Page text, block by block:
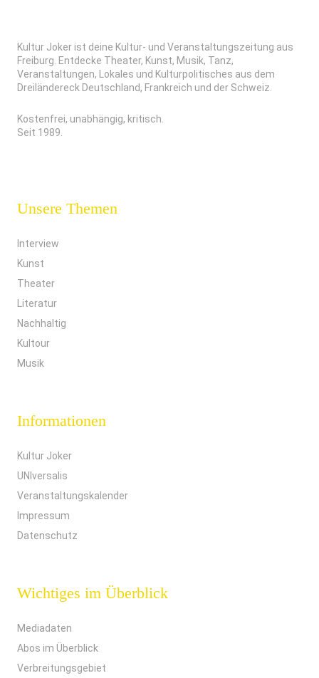
Kultur Joker ist deine Kultur- und Veranstaltungszeitung aus
Freiburg. Entdecke Theater, Kunst, Musik, Tanz,
Veranstaltungen, Lokales und Kulturpolitisches aus dem
Dreiländereck Deutschland, Frankreich und der Schweiz.
Kostenfrei, unabhängig, kritisch.
Seit 1989.
Unsere Themen
Interview
Kunst
Theater
Literatur
Nachhaltig
Kultour
Musik
Informationen
Kultur Joker
UNIversalis
Veranstaltungskalender
Impressum
Datenschutz
Wichtiges im Überblick
Mediadaten
Abos im Überblick
Verbreitungsgebiet